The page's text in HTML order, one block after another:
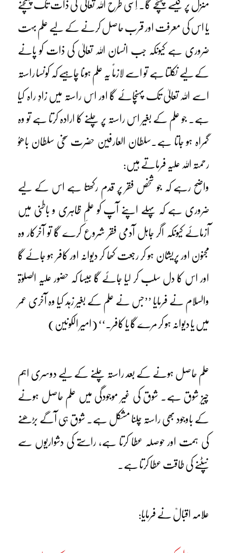
منزل پر کیسے پہنچے گا۔ اِسی طرح اللہ تعالیٰ کی ذات تک پہنچنے
یا اس کی معرفت اور قرب حاصل کرنے کے لیے علم بہت
ضروری ہے کیونکہ جب انسان اللہ تعالیٰ کی ذات کو پانے
کے لیے نکلتا ہے تو اسے لازماً یہ علم ہونا چاہیے کہ کونسا راستہ
اسے اللہ تعالیٰ تک پہنچائے گا اور اس راستہ میں زادِ راہ کیا
ہے۔ جو علم کے بغیر اس راستہ پر چلنے کا ارادہ کرتا ہے تو وہ
گمراہ ہو جاتا ہے۔سلطان العارفین حضرت سخی سلطان باھوُ
رحمتہ اللہ علیہ فرماتے ہیں:
واضح رہے کہ جو شخص فقر پر قدم رکھتا ہے اس کے لیے
ضروری ہے کہ پہلے اپنے آپ کو علمِ ظاہری و باطنی میں
آزمائے کیونکہ اگر جاہل آدمی فقر شروع کرے گا تو آخرکار وہ
مجنون اور پریشان ہو کر رجعت کھا کر دیوانہ اور کافر ہو جائے گا
اور اس کا دل سلب کر لیا جائے گا جیسا کہ حضور علیہ الصلوٰۃ
والسلام نے فرمایا ’’جس نے علم کے بغیر زہد کیا وہ آخری عمر
میں یا دیوانہ ہو کر مرے گا یا کافر۔‘‘ (امیر الکونین)
علم حاصل ہونے کے بعد راستہ چلنے کے لیے دوسری اہم
چیز شوق ہے۔ شوق کی غیر موجودگی میں علم حاصل ہونے
کے باوجود بھی راستہ چلنا مشکل ہے۔ شوق ہی آگے بڑھنے
کی ہمت اور حوصلہ عطا کرتا ہے، راستے کی دشواریوں سے
نپٹنے کی طاقت عطا کرتا ہے۔
علامہ اقبالؒ نے فرمایا: